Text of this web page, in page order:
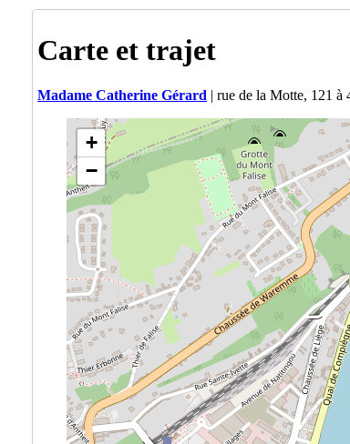
Carte et trajet
Madame Catherine Gérard | rue de la Motte, 121 à
+
−